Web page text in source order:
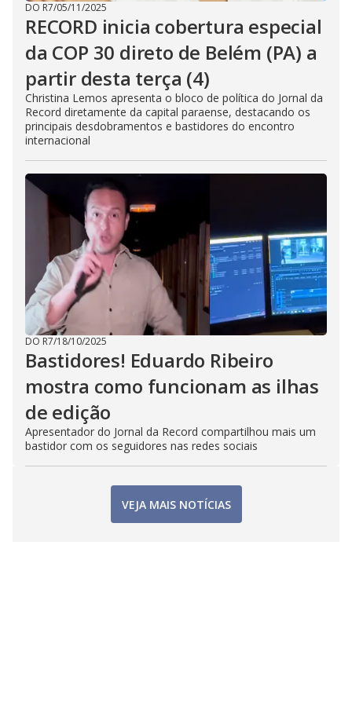
DO R7/05/11/2025
RECORD inicia cobertura especial
da COP 30 direto de Belém (PA) a
partir desta terça (4)
Christina Lemos apresenta o bloco de política do Jornal da
Record diretamente da capital paraense, destacando os
principais desdobramentos e bastidores do encontro
internacional
DO R7/18/10/2025
Bastidores! Eduardo Ribeiro
mostra como funcionam as ilhas
de edição
Apresentador do Jornal da Record compartilhou mais um
bastidor com os seguidores nas redes sociais
VEJA MAIS NOTÍCIAS